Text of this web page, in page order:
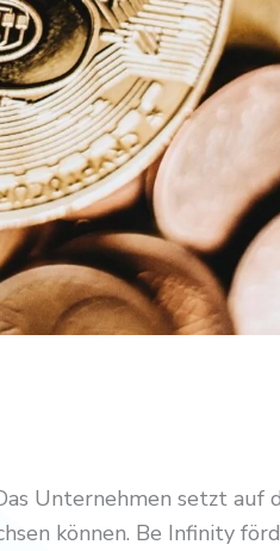
Unternehmen setzt
können. Be Infinity